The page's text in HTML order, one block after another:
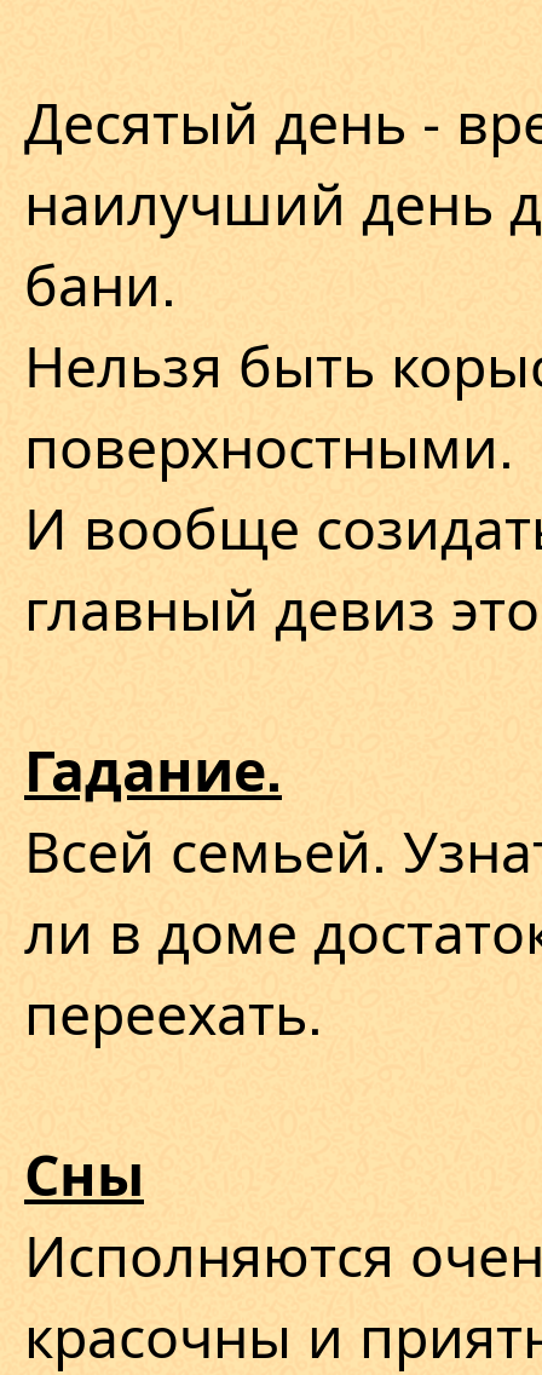
Десятый день -
наилучший день
бани.
Нельзя быть
поверхностными.
И вообще
главный девиз
Гадание.
Всей семьей.
ли в доме
переехать.
Сны
Исполняются
красочны и